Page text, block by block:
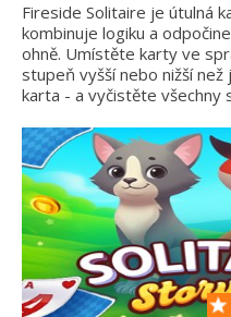
Fireside Solitaire je útulná
kombinuje logiku a
ohně. Umístěte karty ve
stupeň vyšší nebo nižší
karta - a vyčistěte všechny